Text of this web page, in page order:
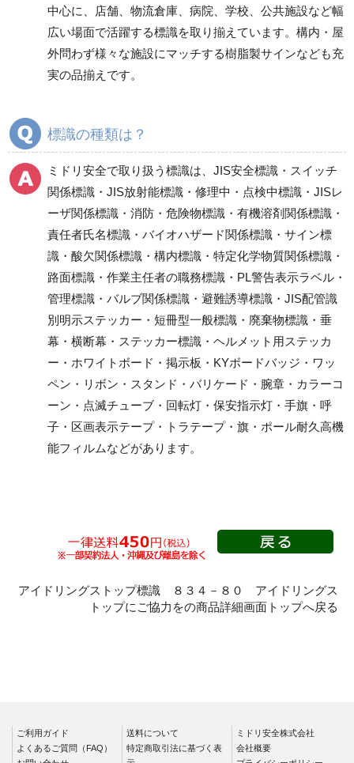
標識
ＪＩＳ規格安全標識
禁止標識
注意標識
衛生標識
通路、とまれ・一時停
作業主任者職務表示板
特定化学物質／化学物
有機溶剤標識 等
酸欠危険標識・有害物
質標識
はさまれ・巻き込まれ
注意標識
騒音管理区分標識
フォークリフト関係標
指差呼称用品
環境美化標識
廃棄物分別標識
廃棄物分別標識
中心に、店舗、物流倉庫、病院、学校、公共施設など幅
広い場面で活躍する標識を取り揃えています。構内・屋
外問わず様々な施設にマッチする樹脂製サインなども充
実の品揃えです。
標識の種類は？
ミドリ安全で取り扱う標識は、JIS安全標識・スイッチ
関係標識・JIS放射能標識・修理中・点検中標識・JISレ
ーザ関係標識・消防・危険物標識・有機溶剤関係標識・
責任者氏名標識・バイオハザード関係標識・サイン標
識・酸欠関係標識・構内標識・特定化学物質関係標識・
路面標識・作業主任者の職務標識・PL警告表示ラベル・
管理標識・バルブ関係標識・避難誘導標識・JIS配管識
別明示ステッカー・短冊型一般標識・廃棄物標識・垂
幕・横断幕・ステッカー標識・ヘルメット用ステッカ
ー・ホワイトボード・掲示板・KYボードバッジ・ワッ
ペン・リボン・スタンド・バリケード・腕章・カラーコ
ーン・点滅チューブ・回転灯・保安指示灯・手旗・呼
子・区画表示テープ・トラテープ・旗・ポール耐久高機
能フィルムなどがあります。
アイドリングストップ標識 ８３４－８０ アイドリングス
トップにご協力をの商品詳細画面トップへ戻る
ご利用ガイド
よくあるご質問（FAQ）
送料について
特定商取引法に基づく表
ミドリ安全株式会社
会社概要